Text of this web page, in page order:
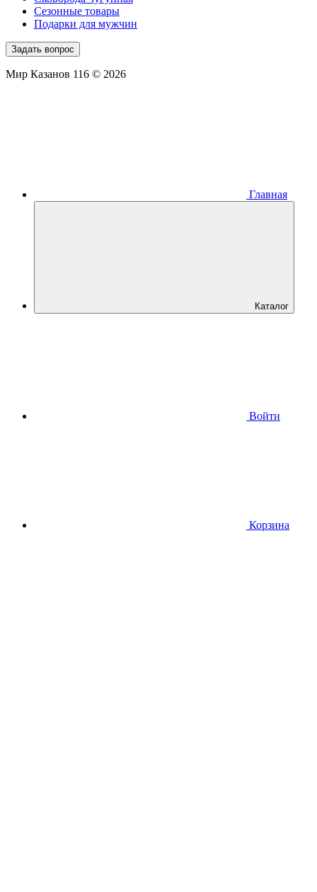
Сезонные товары
Подарки для мужчин
Задать вопрос
Мир Казанов 116 © 2026
Главная
Каталог
Войти
Корзина